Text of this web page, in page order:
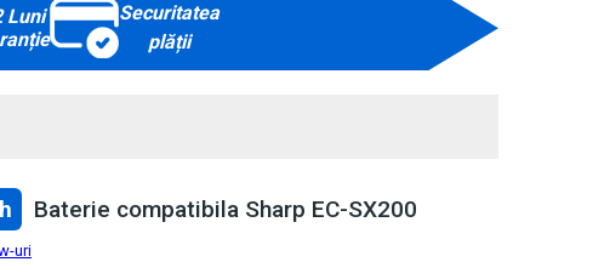
Luni
Securitatea
plății
Baterie compatibila Sharp EC-SX200
uri